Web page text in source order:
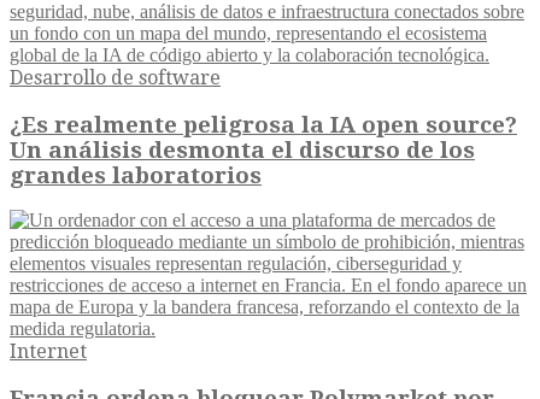
Desarrollo de software
¿Es realmente peligrosa la IA open source?
Un análisis desmonta el discurso de los
grandes laboratorios
Internet